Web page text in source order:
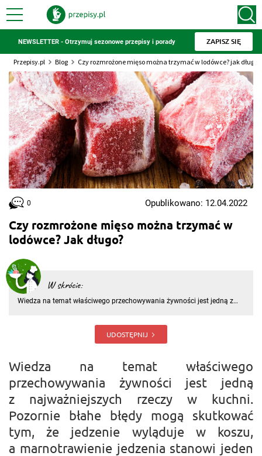
NEWSLETTER - Otrzymuj sezonowe przepisy i porady ZAPISZ SIĘ
Przepisy.pl Blog Czy rozmrożone mięso można trzymać w lodówce? jak długo?
Czy rozmrożone mięso można trzymać w
lodówce? Jak długo?
W skrócie:
Wiedza na temat właściwego przechowywania żywności jest jedną z
jedzenia stanowi jeden z palących problemów współczesnych
UDOSTĘPNIJ
0 Opublikowano: 12.04.2022
Wiedza na temat właściwego
przechowywania żywności jest jedną
z najważniejszych rzeczy w kuchni.
Pozornie błahe błędy mogą skutkować
tym, że jedzenie wyląduje w koszu,
a marnotrawienie jedzenia stanowi jeden